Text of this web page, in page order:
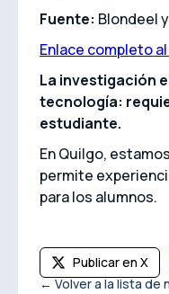
Fuente: Blondeel
Enlace completo
La investigación
tecnología:
estudiante.
En Quilgo,
permite
para los alumnos.
Publicar en X
← Volver a la lista de